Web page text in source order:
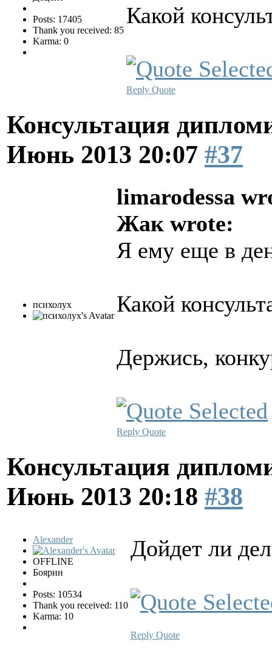
Posts: 17405
Thank you received: 85
Karma: 0
Какой
Reply Quote
Консультация
Июнь 2013 20:07 #37
психолух
limarodessa
Жак wrote:
Я ему еще в
Какой
Держись,
Reply Quote
Консультация
Июнь 2013 20:18 #38
Alexander
OFFLINE
Боярин
Posts: 10534
Thank you received: 110
Karma: 10
Дойдет ли
Reply Quote